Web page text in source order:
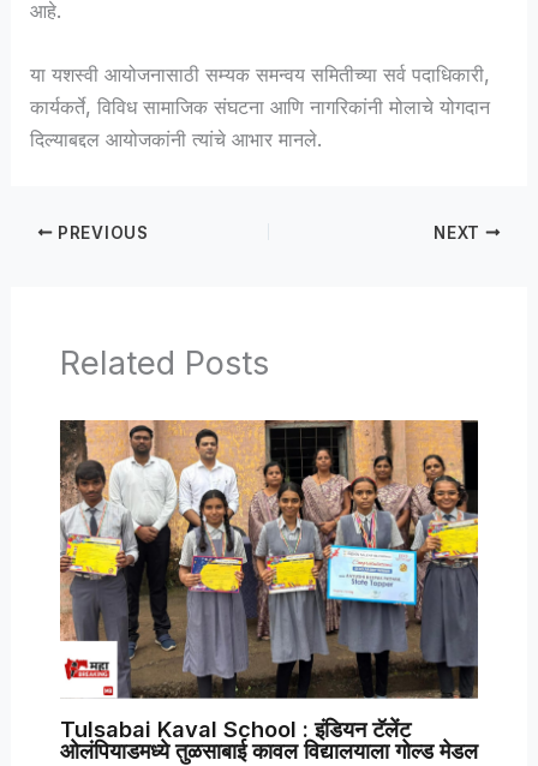
आहे.
या यशस्वी आयोजनासाठी सम्यक समन्वय समितीच्या सर्व पदाधिकारी,
कार्यकर्ते, विविध सामाजिक संघटना आणि नागरिकांनी मोलाचे योगदान
दिल्याबद्दल आयोजकांनी त्यांचे आभार मानले.
PREVIOUS NEXT
Related Posts
Tulsabai Kaval School : इंडियन टॅलेंट
ओलंपियाडमध्ये तुळसाबाई कावल विद्यालयाला गोल्ड मेडल